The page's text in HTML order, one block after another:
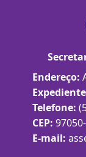
Endereço:
Telefone:
CEP:
E-mail: